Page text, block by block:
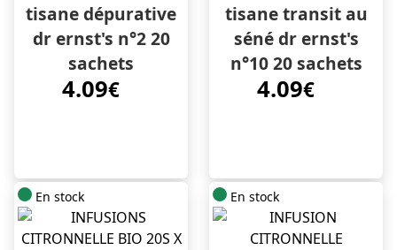
tisane dépurative
dr ernst's n°2 20
sachets
4.09€
tisane transit au
séné dr ernst's
n°10 20 sachets
4.09€
En stock En stock